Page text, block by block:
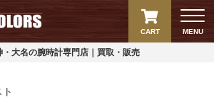
MENU
CART
・大名の腕時計専門店｜買取・販売